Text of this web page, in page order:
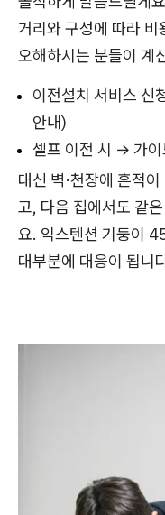
거리와 구성에 따라
오해하시는 분들이 계
이전설치 서비스 신
안내)
셀프 이전 시 → 가
대신 벽·천장에 흔적
고, 다음 집에서도 같
요. 익스텐션 기둥이
대부분에 대응이 됩니